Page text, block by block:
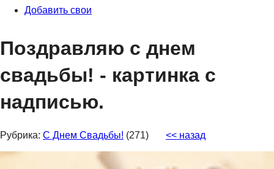
Добавить свои
Поздравляю с днем
свадьбы! - картинка с
надписью.
Рубрика: С Днем Свадьбы! (271) << назад